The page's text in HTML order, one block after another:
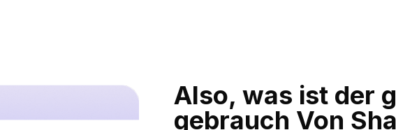
Also, was ist der
gebrauch Von